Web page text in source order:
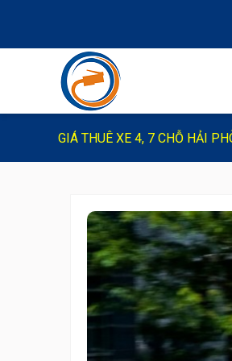
GIÁ THUÊ XE 4, 7 CHỖ HẢI